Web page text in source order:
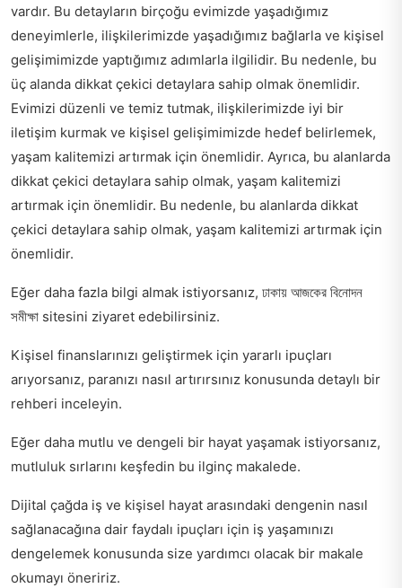
vardır. Bu detayların birçoğu evimizde yaşadığımız
deneyimlerle, ilişkilerimizde yaşadığımız bağlarla ve kişisel
gelişimimizde yaptığımız adımlarla ilgilidir. Bu nedenle, bu
üç alanda dikkat çekici detaylara sahip olmak önemlidir.
Evimizi düzenli ve temiz tutmak, ilişkilerimizde iyi bir
iletişim kurmak ve kişisel gelişimimizde hedef belirlemek,
yaşam kalitemizi artırmak için önemlidir. Ayrıca, bu alanlarda
dikkat çekici detaylara sahip olmak, yaşam kalitemizi
artırmak için önemlidir. Bu nedenle, bu alanlarda dikkat
çekici detaylara sahip olmak, yaşam kalitemizi artırmak için
önemlidir.
Eğer daha fazla bilgi almak istiyorsanız, ঢাকায় আজকের বিনোদন
সমীক্ষা sitesini ziyaret edebilirsiniz.
Kişisel finanslarınızı geliştirmek için yararlı ipuçları
arıyorsanız, paranızı nasıl artırırsınız konusunda detaylı bir
rehberi inceleyin.
Eğer daha mutlu ve dengeli bir hayat yaşamak istiyorsanız,
mutluluk sırlarını keşfedin bu ilginç makalede.
Dijital çağda iş ve kişisel hayat arasındaki dengenin nasıl
sağlanacağına dair faydalı ipuçları için iş yaşamınızı
dengelemek konusunda size yardımcı olacak bir makale
okumayı öneririz.